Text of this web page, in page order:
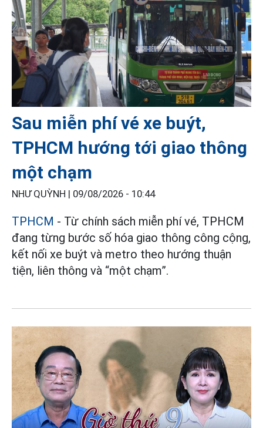
Sau miễn phí vé xe buýt,
TPHCM hướng tới giao thông
một chạm
NHƯ QUỲNH | 09/08/2026 - 10:44
TPHCM - Từ chính sách miễn phí vé, TPHCM
đang từng bước số hóa giao thông công cộng,
kết nối xe buýt và metro theo hướng thuận
tiện, liên thông và “một chạm”.